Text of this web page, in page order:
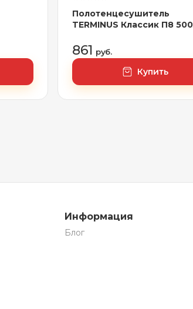
Полотенцесушитель
TERMINUS Классик П8
861 руб.
Купить
Информация
Блог